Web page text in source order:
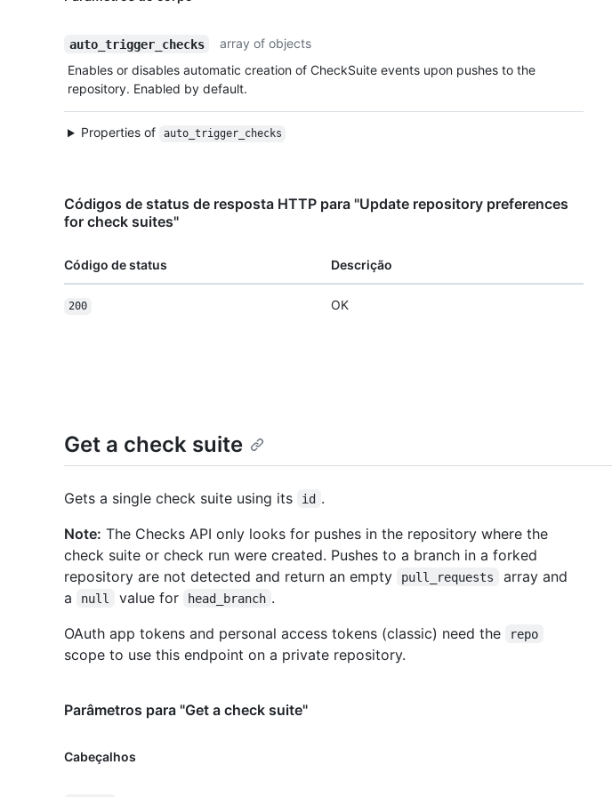
auto_trigger_checks
array of objects
Enables or disables automatic creation of CheckSuite events upon pushes to the
repository. Enabled by default.
Properties of auto_trigger_checks
Códigos de status de resposta HTTP para "Update repository preferences
for check suites"
Código de status Descrição
200 OK
Get a check suite
Gets a single check suite using its id .
Note: The Checks API only looks for pushes in the repository where the
check suite or check run were created. Pushes to a branch in a forked
repository are not detected and return an empty
pull_requests
array and
a
null value for head_branch .
OAuth app tokens and personal access tokens (classic) need the
repo
scope to use this endpoint on a private repository.
Parâmetros para "Get a check suite"
Cabeçalhos